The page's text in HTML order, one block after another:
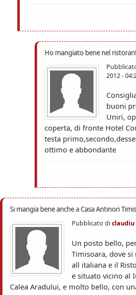
Ho mangiato bene nel
2012 -
buoni
Uniri,
coperta, di fronte Hotel
testa
ottimo e abbondante
Si mangia bene anche a Casa Antinori
Pubblicato diclaudiu
Un posto bello,
Timisoara, dove
all italiana e il
e situato vicino al
Calea Aradului, e molto bello, con